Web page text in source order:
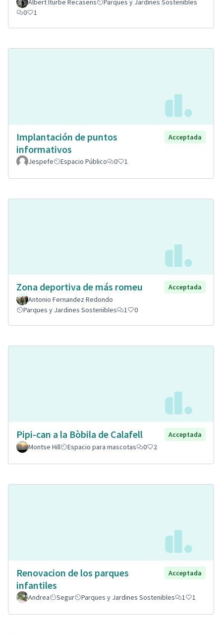
Albert Iturbe Recasens
Parques y Jardines Sostenibles
0
1
Implantación de puntos
informativos
Acceptada
Jespefe Espacio Público 0 1
Zona deportiva de más romeu
Acceptada
Antonio Fernandez Redondo
Parques y Jardines Sostenibles
1 0
Pipi-can a la Bòbila de Calafell
Acceptada
Montse Hill
Espacio para mascotas 0 2
Renovacion de los parques
infantiles
Acceptada
Andrea Segur Parques y Jardines Sostenibles 1 1